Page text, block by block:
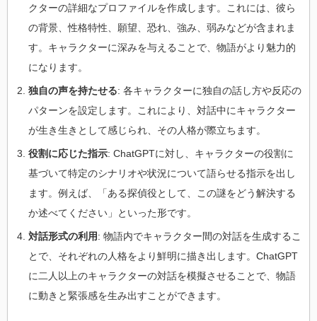
クターの詳細なプロファイルを作成します。これには、彼ら
の背景、性格特性、願望、恐れ、強み、弱みなどが含まれま
す。キャラクターに深みを与えることで、物語がより魅力的
になります。
独自の声を持たせる: 各キャラクターに独自の話し方や反応の
パターンを設定します。これにより、対話中にキャラクター
が生き生きとして感じられ、その人格が際立ちます。
役割に応じた指示: ChatGPTに対し、キャラクターの役割に
基づいて特定のシナリオや状況について語らせる指示を出し
ます。例えば、「ある探偵役として、この謎をどう解決する
か述べてください」といった形です。
対話形式の利用: 物語内でキャラクター間の対話を生成するこ
とで、それぞれの人格をより鮮明に描き出します。ChatGPT
に二人以上のキャラクターの対話を模擬させることで、物語
に動きと緊張感を生み出すことができます。